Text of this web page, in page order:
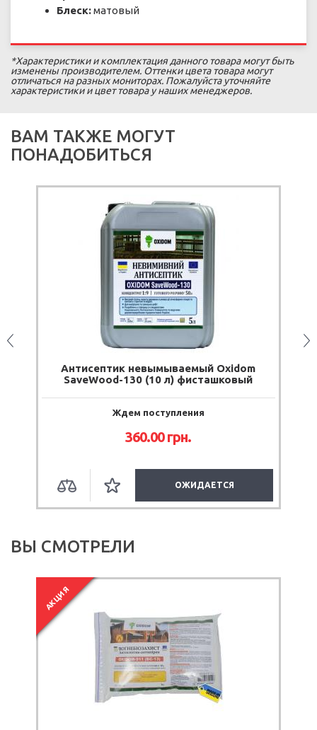
Блеск:матовый
*Характеристики и комплектация данного товара могут быть
изменены производителем. Оттенки цвета товара могут
отличаться на разных мониторах. Пожалуйста уточняйте
характеристики и цвет товара у наших менеджеров.
ВАМ ТАКЖЕ МОГУТ
ПОНАДОБИТЬСЯ
Антисептик невымываемый Oxidom
SaveWood-130 (10 л) фисташковый
Ждем поступления
360.00грн.
ОЖИДАЕТСЯ
ВЫ СМОТРЕЛИ
АКЦИЯ